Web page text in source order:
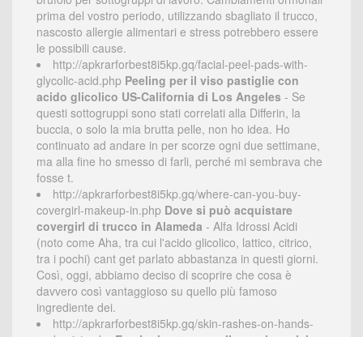
prima del vostro periodo, utilizzando sbagliato il trucco,
nascosto allergie alimentari e stress potrebbero essere
le possibili cause.
http://apkrarforbest8i5kp.gq/facial-peel-pads-with-
glycolic-acid.php Peeling per il viso pastiglie con
acido glicolico US-California di Los Angeles - Se
questi sottogruppi sono stati correlati alla Differin, la
buccia, o solo la mia brutta pelle, non ho idea. Ho
continuato ad andare in per scorze ogni due settimane,
ma alla fine ho smesso di farli, perché mi sembrava che
fosse t.
http://apkrarforbest8i5kp.gq/where-can-you-buy-
covergirl-makeup-in.php Dove si può acquistare
covergirl di trucco in Alameda - Alfa Idrossi Acidi
(noto come Aha, tra cui l'acido glicolico, lattico, citrico,
tra i pochi) cant get parlato abbastanza in questi giorni.
Così, oggi, abbiamo deciso di scoprire che cosa è
davvero così vantaggioso su quello più famoso
ingrediente dei.
http://apkrarforbest8i5kp.gq/skin-rashes-on-hands-